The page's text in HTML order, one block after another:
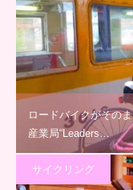
ロードバイクがその
産業局“Leaders…
サイクリング